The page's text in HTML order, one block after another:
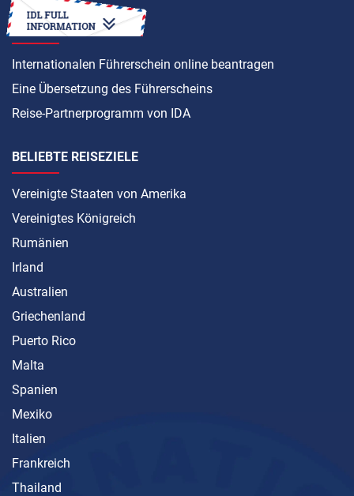
ANLEITUNG
Internationalen Führerschein online beantragen
Eine Übersetzung des Führerscheins
Reise-Partnerprogramm von IDA
BELIEBTE REISEZIELE
Vereinigte Staaten von Amerika
Vereinigtes Königreich
Rumänien
Irland
Australien
Griechenland
Puerto Rico
Malta
Spanien
Mexiko
Italien
Frankreich
Thailand